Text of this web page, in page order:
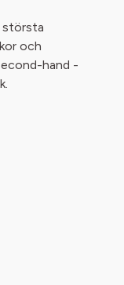
största
och
hand -